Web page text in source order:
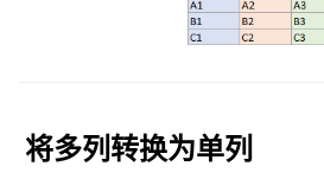
将多列转换为单列